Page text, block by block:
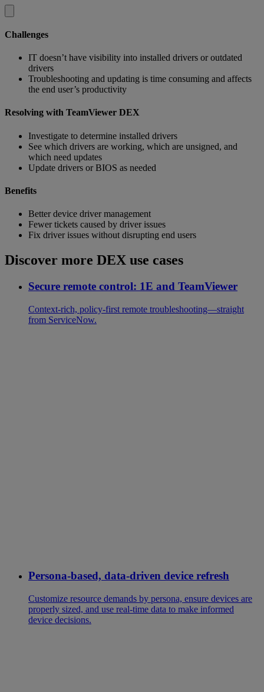
Challenges
IT doesn’t have visibility into installed drivers or outdated
drivers
Troubleshooting and updating is time consuming and affects
the end user’s productivity
Resolving with TeamViewer DEX
Investigate to determine installed drivers
See which drivers are working, which are unsigned, and
which need updates
Update drivers or BIOS as needed
Benefits
Better device driver management
Fewer tickets caused by driver issues
Fix driver issues without disrupting end users
Discover more DEX use cases
Secure remote control: 1E and TeamViewer
Context-rich, policy-first remote troubleshooting—straight
from ServiceNow.
Persona-based, data-driven device refresh
Customize resource demands by persona, ensure devices are
properly sized, and use real-time data to make informed
device decisions.